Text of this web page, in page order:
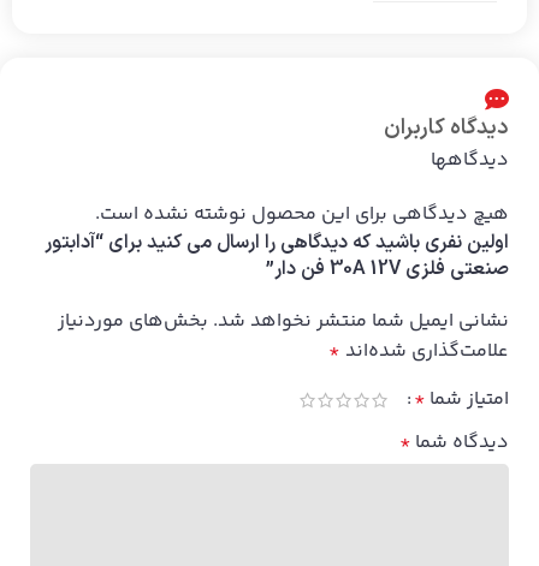
دیدگاه کاربران
دیدگاهها
هیچ دیدگاهی برای این محصول نوشته نشده است.
اولین نفری باشید که دیدگاهی را ارسال می کنید برای “آدابتور
صنعتی فلزی 30A 12V فن دار”
نشانی ایمیل شما منتشر نخواهد شد. بخش‌های موردنیاز
علامت‌گذاری شده‌اند *
امتیاز شما *
دیدگاه شما *